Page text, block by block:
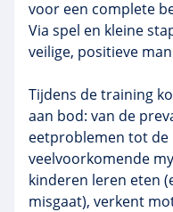
voor een complete
Via spel en kleine
veilige, positieve
Tijdens de training
aan bod: van de
eetproblemen tot de
veelvoorkomende
kinderen leren eten
misgaat), verkent